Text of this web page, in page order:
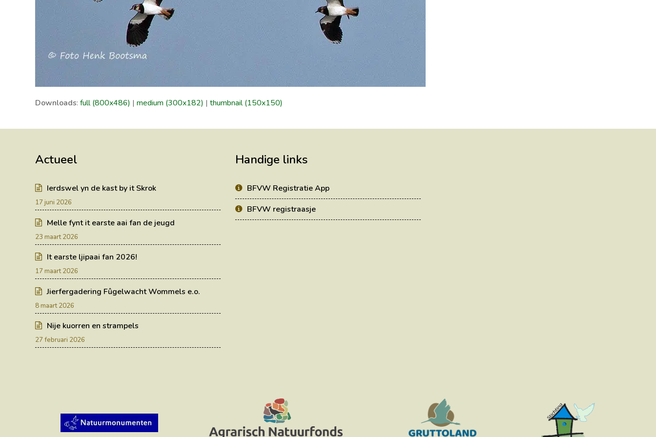
Downloads: full (800x486) | medium (300x182) | thumbnail (150x150)
Actueel
Ierdswel yn de kast by it Skrok
17 juni 2026
Melle fynt it earste aai fan de jeugd
23 maart 2026
It earste ljipaai fan 2026!
17 maart 2026
Jierfergadering Fûgelwacht Wommels e.o.
8 maart 2026
Nije kuorren en strampels
27 februari 2026
Handige links
BFVW Registratie App
BFVW registraasje